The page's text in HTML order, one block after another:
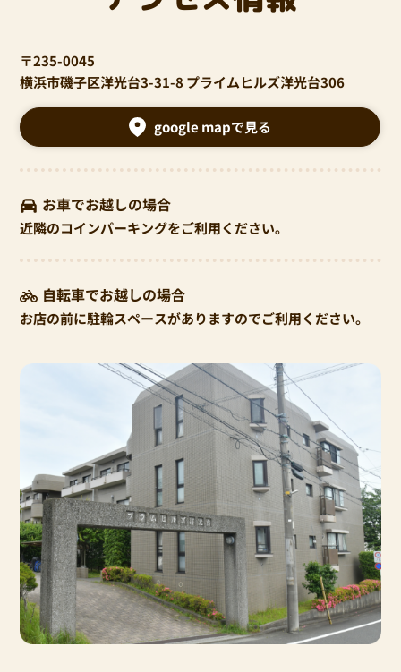
〒235-0045
横浜市磯子区洋光台3-31-8 プライムヒルズ洋光台306
google mapで見る
お車でお越しの場合
近隣のコインパーキングをご利用ください。
自転車でお越しの場合
お店の前に駐輪スペースがありますのでご利用ください。